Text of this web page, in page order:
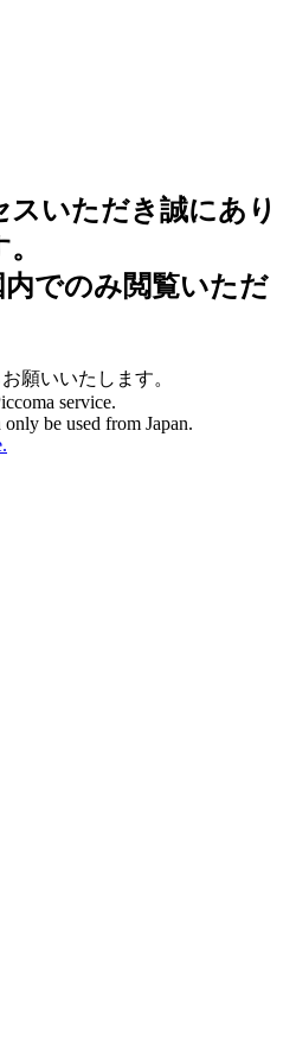
いただき誠にあり
でのみ閲覧いただ
願いいたします。
service.
be used from Japan.